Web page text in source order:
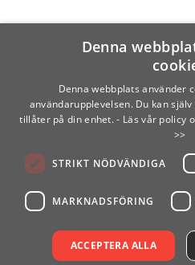
Denna
Denna webbplats använder
användarupplevelsen. Du kan
tillåter på din enhet. - Läs vår policy
>>
STRIKT NÖDVÄNDIGA
MARKNADSFÖRING
ACCEPTERA ALLA